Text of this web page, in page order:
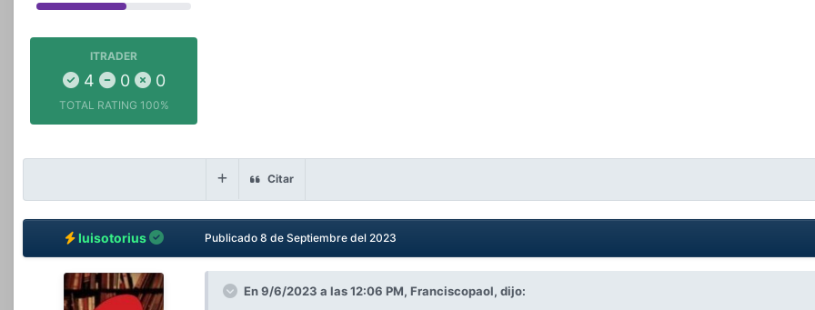
ITRADER
4 0 0
TOTAL RATING 100%
Citar
luisotorius Publicado 8 de Septiembre del 2023
En 9/6/2023 a las 12:06 PM, Franciscopaol, dijo: